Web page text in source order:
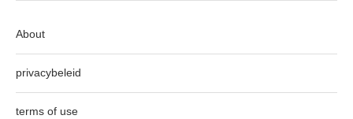
About
privacybeleid
terms of use